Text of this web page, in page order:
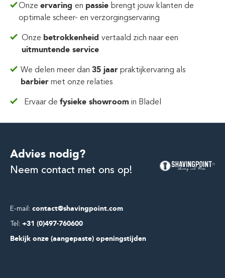
Onzeervaringen passie brengt jouw klanten de
optimale scheer- en verzorgingservaring
Onze betrokkenheid vertaald zich naar een
uitmuntende service
We delen meer dan 35 jaar praktijkervaring als
barbier met onze relaties
Ervaar de fysieke showroom in Bladel
E-mail: contact@shavingpoint.com
Tel: +31 (0)497-760600
Bekijk onze (aangepaste) openingstijden
Advies nodig?
Neem contact met ons op!